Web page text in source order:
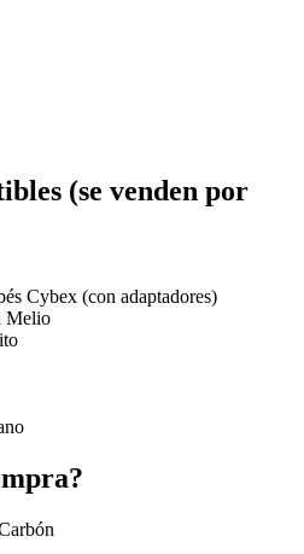
(se venden por
Cybex (con adaptadores)
Melio